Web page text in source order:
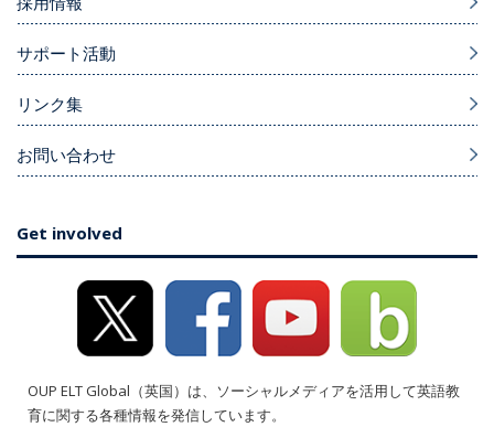
サポート活動
リンク集
お問い合わせ
Get involved
OUP ELT Global（英国）は、ソーシャルメディアを活用して英語教
育に関する各種情報を発信しています。